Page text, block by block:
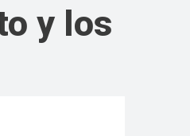
y los